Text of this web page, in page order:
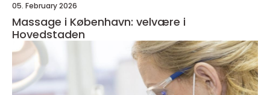
05. February 2026
Massage i København: velvære i
Hovedstaden